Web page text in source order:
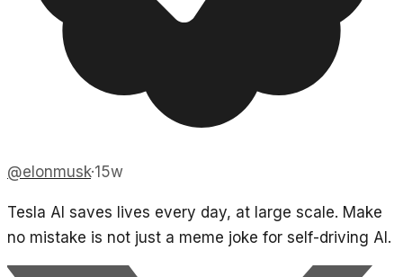
@elonmusk·15w
Tesla AI saves lives every day, at large scale. Make
no mistake is not just a meme joke for self-driving AI.